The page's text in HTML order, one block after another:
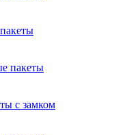
пакеты
с замком